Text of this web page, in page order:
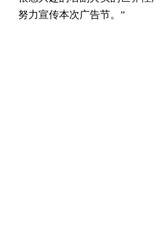
努力宣传本次广告节。”